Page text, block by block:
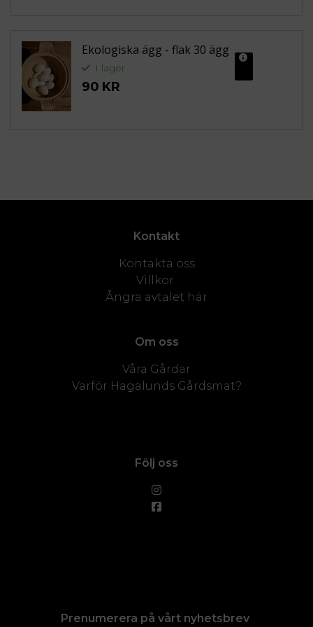
Ekologiska ägg - flak 30 ägg
I lager
90 KR
Kontakt
Kontakta oss
Villkor
Ångra avtalet här
Om oss
Våra Gårdar
Varför Hagalunds Gårdsmat?
Följ oss
Prenumerera på vårt nyhetsbrev